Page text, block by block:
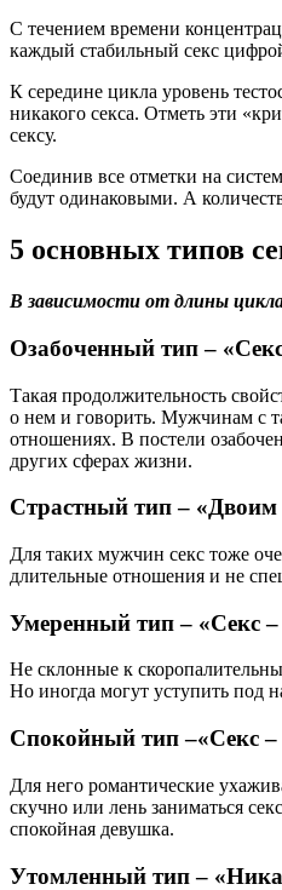
С течением времени
каждый стабильный секс
К середине цикла уровень
никакого секса. Отметь эти
сексу.
Соединив все отметки на
будут одинаковыми. А
5 основных типов
В зависимости от длины
Озабоченный тип –
Такая продолжительность
о нем и говорить. Мужчинам с
отношениях. В постели
других сферах жизни.
Страстный тип –
Для таких мужчин секс тоже
длительные отношения и не
Умеренный тип – «Секс –
Не склонные к
Но иногда могут уступить под
Спокойный тип –«Секс –
Для него романтические
скучно или лень заниматься
спокойная девушка.
Утомленный тип –